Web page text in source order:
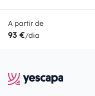
A partir de
93 €/dia